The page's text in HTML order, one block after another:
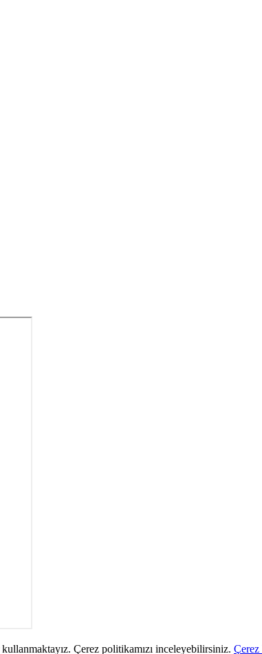
Çerez politikamızı inceleyebilirsiniz. Çerez